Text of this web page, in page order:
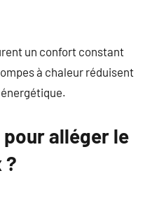
un confort constant
à chaleur réduisent
alléger le
?